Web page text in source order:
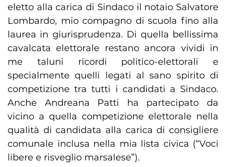
eletto alla carica di Sindaco il notaio Salvatore
Lombardo, mio compagno di scuola fino alla
laurea in giurisprudenza. Di quella bellissima
cavalcata elettorale restano ancora vividi in
me taluni ricordi politico-elettorali e
specialmente quelli legati al sano spirito di
competizione tra tutti i candidati a Sindaco.
Anche Andreana Patti ha partecipato da
vicino a quella competizione elettorale nella
qualità di candidata alla carica di consigliere
comunale inclusa nella mia lista civica (“Voci
libere e risveglio marsalese”).